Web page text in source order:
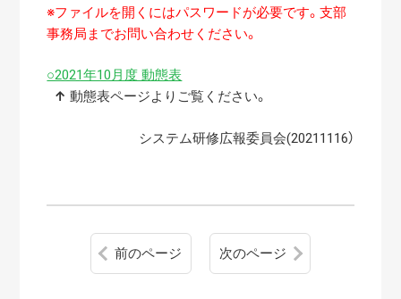
※ファイルを開くにはパスワードが必要です。支部
事務局までお問い合わせください。
○2021年10月度 動態表
↑動態表ページよりご覧ください。
システム研修広報委員会(20211116）
前のページ 次のページ